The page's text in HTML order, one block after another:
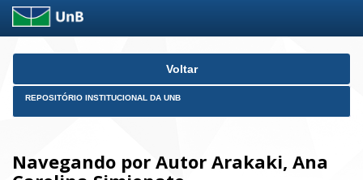
Skip
Voltar
REPOSITÓRIO INSTITUCIONAL DA UNB
Navegando por Autor Arakaki, Ana